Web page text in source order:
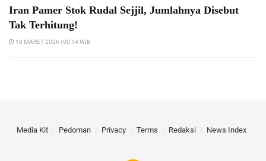
Iran Pamer Stok Rudal Sejjil, Jumlahnya Disebut
Tak Terhitung!
18 MARET 2026 | 00:14 WIB
Media Kit Pedoman Privacy Terms Redaksi News Index